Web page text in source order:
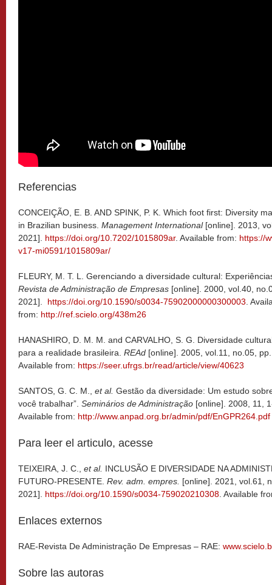
Referencias
CONCEIÇÃO, E. B. AND SPINK, P. K. Which foot first: Diversity
in Brazilian business. Management International[online]. 2013,
2021]. https://doi.org/10.7202/1015809ar. Available from: https://
v17-mi0591/1015809ar/
FLEURY, M. T. L. Gerenciando a diversidade cultural:
Revista de Administração de Empresas [online]. 2000, vol.40,
2021]. https://doi.org/10.1590/s0034-75902000000300003 .
from: http://ref.scielo.org/438m26
HANASHIRO, D. M. M. and CARVALHO, S. G. Diversidade
para a realidade brasileira. REAd [online]. 2005, vol.11, no.05,
Available from: https://seer.ufrgs.br/read/article/view/40623
SANTOS, G. C. M., et al. Gestão da diversidade: Um estudo
você trabalhar”. Seminários de Administração [online]. 2008, 11,
Available from: http://www.anpad.org.br/admin/pdf/EnGPR264.pdf
Para leer el articulo, acesse
TEIXEIRA, J. C., et al. INCLUSÃO E DIVERSIDADE NA
FUTURO-PRESENTE. Rev. adm. empres. [online]. 2021, vol.61,
2021]. https://doi.org/10.1590/s0034-759020210308 . Available
Enlaces externos
RAE-Revista De Administração De Empresas – RAE:
Sobre las autoras